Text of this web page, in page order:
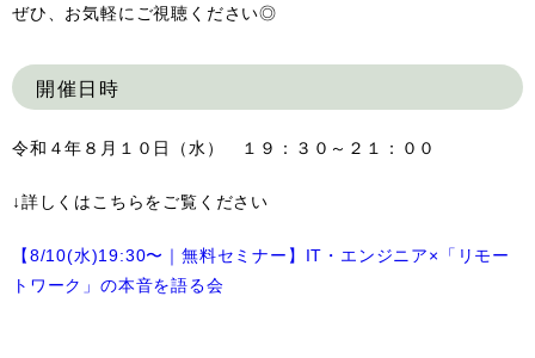
ぜひ、お気軽にご視聴ください◎
開催日時
令和４年８月１０日（水） １９：３０～２１：００
↓詳しくはこちらをご覧ください
【8/10(水)19:30〜｜無料セミナー】IT・エンジニア×「リモー
トワーク」の本音を語る会